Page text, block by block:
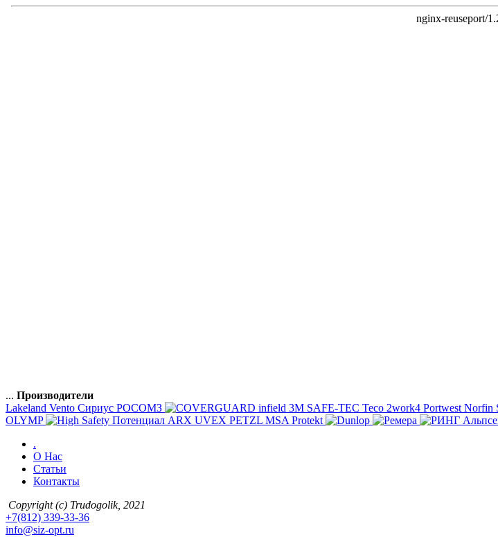
... Производители
Lakeland Vento Сириус РОСОМЗ infield 3M SAFE-TEC Teco 2work4 Portwest Norfin
OLYMP
Потенциал ARX UVEX PETZL MSA Protekt
.
О Нас
Статьи
Контакты
Copyright (c) Trudogolik, 2021
+7(812) 339-33-36
info@siz-opt.ru